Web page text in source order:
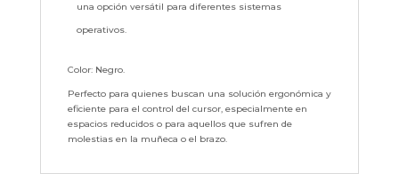
una opción versátil para diferentes sistemas
operativos.
Color: Negro.
Perfecto para quienes buscan una solución ergonómica y
eficiente para el control del cursor, especialmente en
espacios reducidos o para aquellos que sufren de
molestias en la muñeca o el brazo.